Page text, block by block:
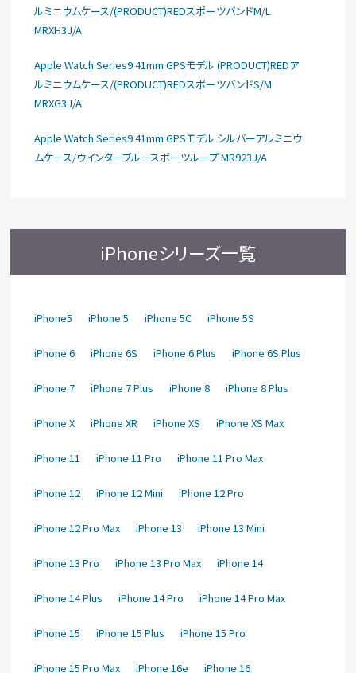
ルミニウムケース/(PRODUCT)REDスポーツバンドM/L
MRXH3J/A
Apple Watch Series9 41mm GPSモデル (PRODUCT)REDア
ルミニウムケース/(PRODUCT)REDスポーツバンドS/M
MRXG3J/A
Apple Watch Series9 41mm GPSモデル シルバーアルミニウ
ムケース/ウインターブルースポーツループ MR923J/A
iPhoneシリーズ一覧
iPhone5 iPhone 5 iPhone 5C iPhone 5S
iPhone 6 iPhone 6S iPhone 6 Plus iPhone 6S Plus
iPhone 7 iPhone 7 Plus iPhone 8 iPhone 8 Plus
iPhone X iPhone XR iPhone XS iPhone XS Max
iPhone 11 iPhone 11 Pro iPhone 11 Pro Max
iPhone 12 iPhone 12 Mini iPhone 12 Pro
iPhone 12 Pro Max iPhone 13 iPhone 13 Mini
iPhone 13 Pro iPhone 13 Pro Max iPhone 14
iPhone 14 Plus iPhone 14 Pro iPhone 14 Pro Max
iPhone 15 iPhone 15 Plus iPhone 15 Pro
iPhone 15 Pro Max iPhone 16e iPhone 16